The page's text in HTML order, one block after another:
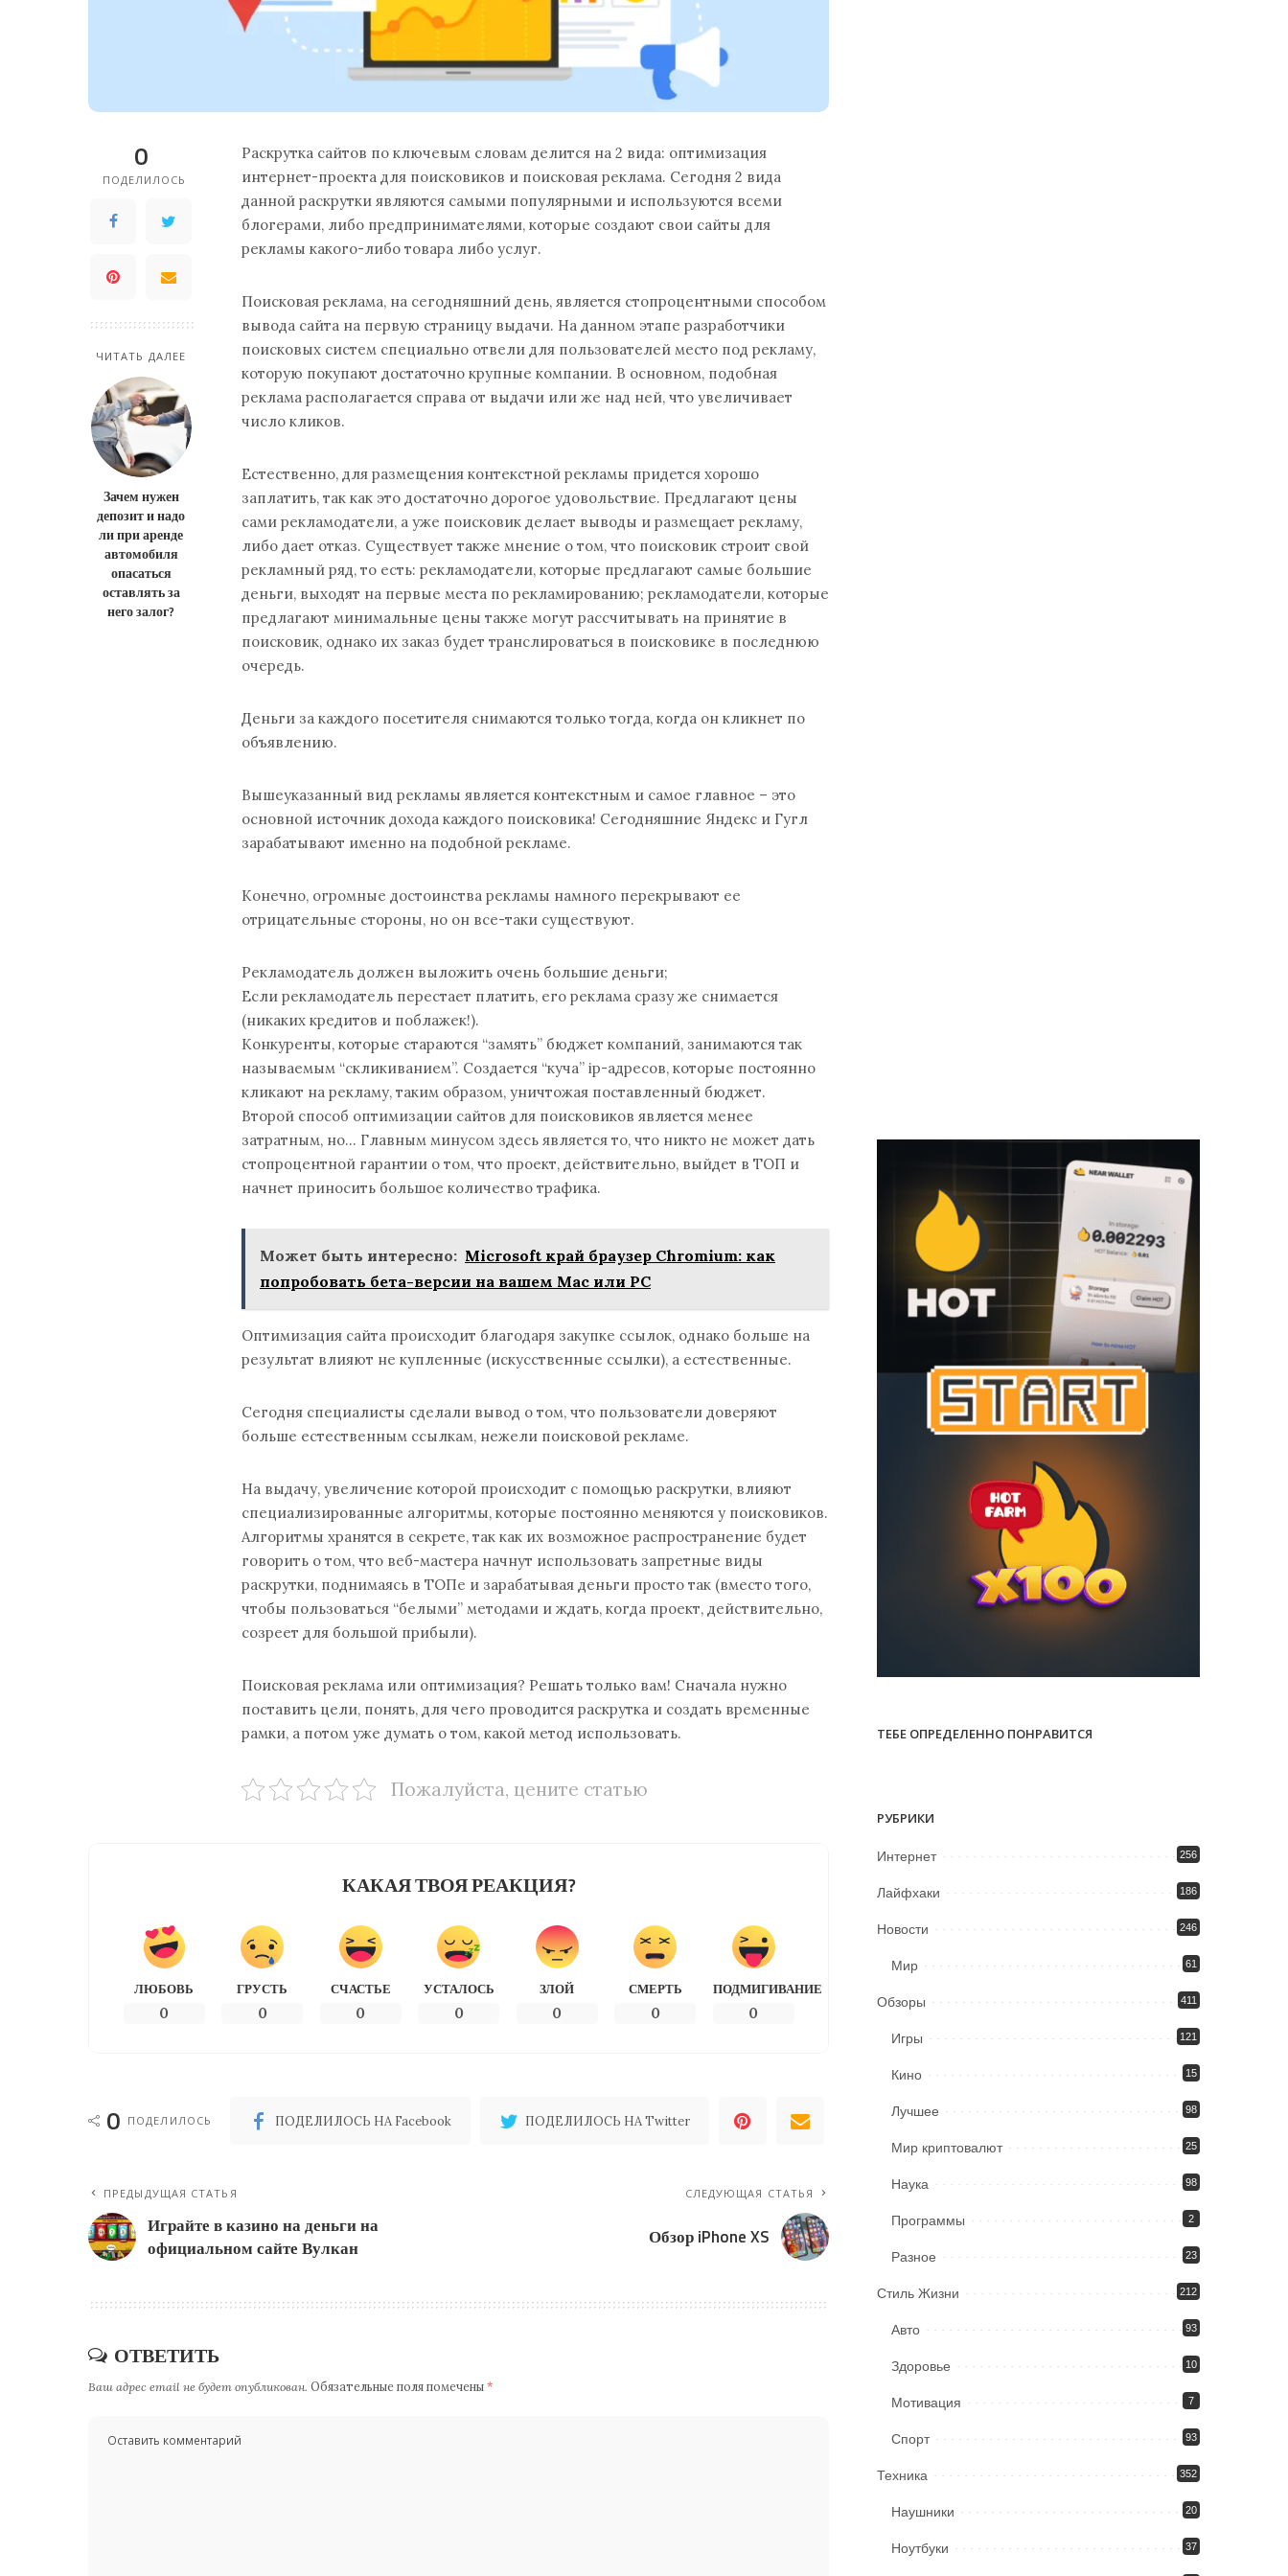
0
ПОДЕЛИЛОСЬ
ЧИТАТЬ ДАЛЕЕ
Зачем нужен
депозит и надо
ли при аренде
автомобиля
опасаться
оставлять за
него залог?
Раскрутка сайтов по ключевым словам делится на 2 вида: оптимизация
интернет-проекта для поисковиков и поисковая реклама. Сегодня 2 вида
данной раскрутки являются самыми популярными и используются всеми
блогерами, либо предпринимателями, которые создают свои сайты для
рекламы какого-либо товара либо услуг.
Поисковая реклама, на сегодняшний день, является стопроцентными способом
вывода сайта на первую страницу выдачи. На данном этапе разработчики
поисковых систем специально отвели для пользователей место под рекламу,
которую покупают достаточно крупные компании. В основном, подобная
реклама располагается справа от выдачи или же над ней, что увеличивает
число кликов.
Естественно, для размещения контекстной рекламы придется хорошо
заплатить, так как это достаточно дорогое удовольствие. Предлагают цены
сами рекламодатели, а уже поисковик делает выводы и размещает рекламу,
либо дает отказ. Существует также мнение о том, что поисковик строит свой
рекламный ряд, то есть: рекламодатели, которые предлагают самые большие
деньги, выходят на первые места по рекламированию; рекламодатели, которые
предлагают минимальные цены также могут рассчитывать на принятие в
поисковик, однако их заказ будет транслироваться в поисковике в последнюю
очередь.
Деньги за каждого посетителя снимаются только тогда, когда он кликнет по
объявлению.
Вышеуказанный вид рекламы является контекстным и самое главное – это
основной источник дохода каждого поисковика! Сегодняшние Яндекс и Гугл
зарабатывают именно на подобной рекламе.
Конечно, огромные достоинства рекламы намного перекрывают ее
отрицательные стороны, но он все-таки существуют.
Рекламодатель должен выложить очень большие деньги;
Если рекламодатель перестает платить, его реклама сразу же снимается
(никаких кредитов и поблажек!).
Конкуренты, которые стараются “замять” бюджет компаний, занимаются так
называемым “скликиванием”. Создается “куча” ip-адресов, которые постоянно
кликают на рекламу, таким образом, уничтожая поставленный бюджет.
Второй способ оптимизации сайтов для поисковиков является менее
затратным, но… Главным минусом здесь является то, что никто не может дать
стопроцентной гарантии о том, что проект, действительно, выйдет в ТОП и
начнет приносить большое количество трафика.
Может быть интересно: Microsoft край браузер Chromium: как
попробовать бета-версии на вашем Mac или PC
Оптимизация сайта происходит благодаря закупке ссылок, однако больше на
результат влияют не купленные (искусственные ссылки), а естественные.
Сегодня специалисты сделали вывод о том, что пользователи доверяют
больше естественным ссылкам, нежели поисковой рекламе.
На выдачу, увеличение которой происходит с помощью раскрутки, влияют
специализированные алгоритмы, которые постоянно меняются у поисковиков.
Алгоритмы хранятся в секрете, так как их возможное распространение будет
говорить о том, что веб-мастера начнут использовать запретные виды
раскрутки, поднимаясь в ТОПе и зарабатывая деньги просто так (вместо того,
чтобы пользоваться “белыми” методами и ждать, когда проект, действительно,
созреет для большой прибыли).
Поисковая реклама или оптимизация? Решать только вам! Сначала нужно
поставить цели, понять, для чего проводится раскрутка и создать временные
рамки, а потом уже думать о том, какой метод использовать.
Пожалуйста, цените статью
КАКАЯ ТВОЯ РЕАКЦИЯ?
ЛЮБОВЬ
0
ГРУСТЬ
0
СЧАСТЬЕ
0
УСТАЛОСЬ
0
ЗЛОЙ
0
СМЕРТЬ
0
ПОДМИГИВАНИЕ
0
0 ПОДЕЛИЛОСЬ ПОДЕЛИЛОСЬ НА Facebook ПОДЕЛИЛОСЬ НА Twitter
ПРЕДЫДУЩАЯ СТАТЬЯ
Играйте в казино на деньги на
официальном сайте Вулкан
СЛЕДУЮЩАЯ СТАТЬЯ
Обзор iPhone XS
ОТВЕТИТЬ
Ваш адрес email не будет опубликован. Обязательные поля помечены *
ТЕБЕ ОПРЕДЕЛЕННО ПОНРАВИТСЯ
РУБРИКИ
Интернет 256
Лайфхаки 186
Новости 246
Мир 61
Обзоры 411
Игры 121
Кино 15
Лучшее 98
Мир криптовалют 25
Наука 98
Программы 2
Разное 23
Стиль Жизни 212
Авто 93
Здоровье 10
Мотивация 7
Спорт 93
Техника 352
Наушники 20
Ноутбуки 37